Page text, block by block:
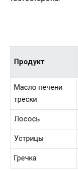
Продукт
Масло печени
трески
Лосось
Устрицы
Гречка